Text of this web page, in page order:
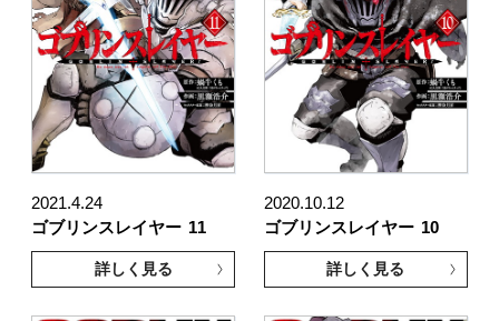
2021.4.24
ゴブリンスレイヤー 11
詳しく見る
2020.10.12
ゴブリンスレイヤー 10
詳しく見る